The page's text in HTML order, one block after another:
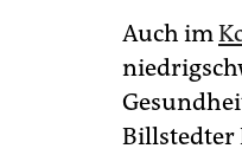
Auch im
Billstedter